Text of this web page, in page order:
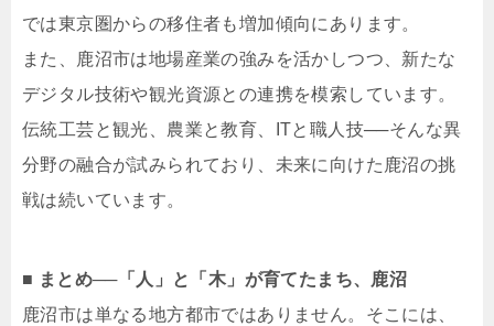
では東京圏からの移住者も増加傾向にあります。
また、鹿沼市は地場産業の強みを活かしつつ、新たな
デジタル技術や観光資源との連携を模索しています。
伝統工芸と観光、農業と教育、ITと職人技──そんな異
分野の融合が試みられており、未来に向けた鹿沼の挑
戦は続いています。
■ まとめ──「人」と「木」が育てたまち、鹿沼
鹿沼市は単なる地方都市ではありません。そこには、